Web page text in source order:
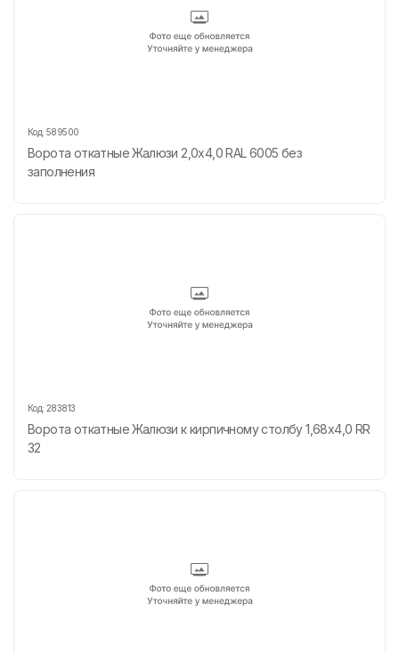
Код: 589500
Ворота откатные Жалюзи 2,0х4,0 RAL 6005 без
заполнения
Код: 283813
Ворота откатные Жалюзи к кирпичному столбу 1,68х4,0 RR
32